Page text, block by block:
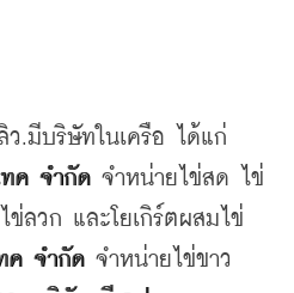
ว.มีบริษัทในเครือ
ได้แก่
ค จำกัด จำหน่ายไข่สด
ไข่
ไข่ลวก และโยเกิร์ตผสมไข่
ค จำกัด จำหน่ายไข่ขาว